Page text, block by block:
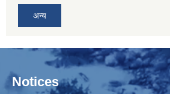
अन्य
Notices